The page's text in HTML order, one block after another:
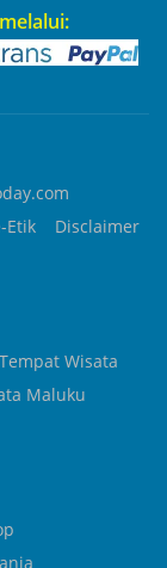
Etik
Disclaimer
Tempat Wisata
Maluku